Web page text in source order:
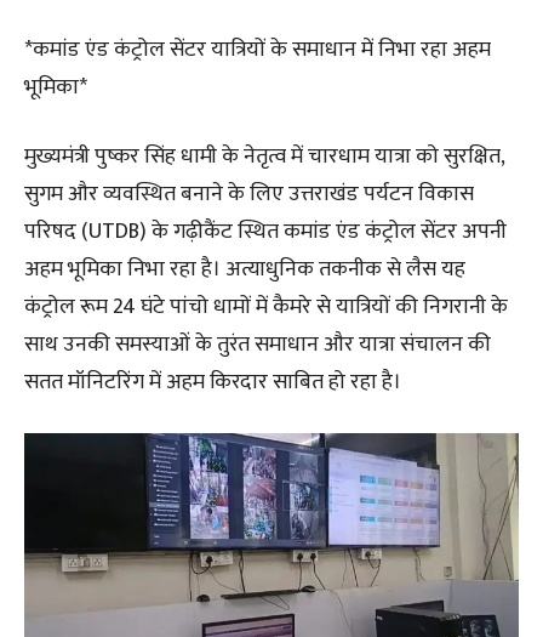
*कमांड एंड कंट्रोल सेंटर यात्रियों के समाधान में निभा रहा अहम
भूमिका*
मुख्यमंत्री पुष्कर सिंह धामी के नेतृत्व में चारधाम यात्रा को सुरक्षित,
सुगम और व्यवस्थित बनाने के लिए उत्तराखंड पर्यटन विकास
परिषद (UTDB) के गढ़ीकैंट स्थित कमांड एंड कंट्रोल सेंटर अपनी
अहम भूमिका निभा रहा है। अत्याधुनिक तकनीक से लैस यह
कंट्रोल रूम 24 घंटे पांचो धामों में कैमरे से यात्रियों की निगरानी के
साथ उनकी समस्याओं के तुरंत समाधान और यात्रा संचालन की
सतत मॉनिटरिंग में अहम किरदार साबित हो रहा है।